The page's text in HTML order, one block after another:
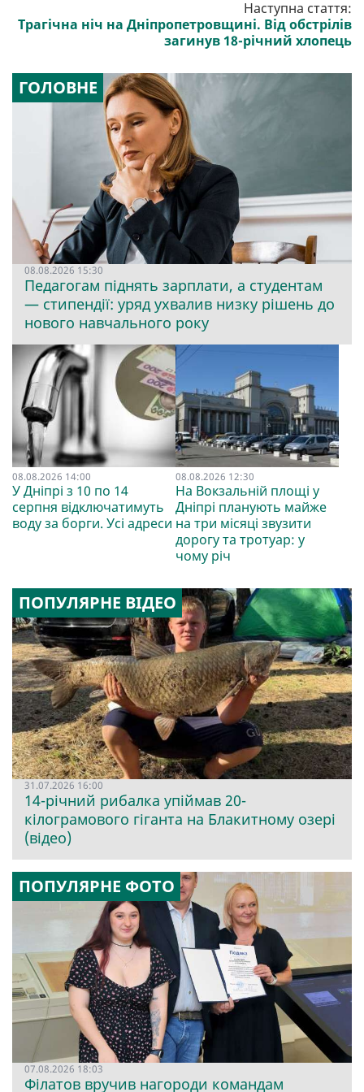
Наступна стаття:
Трагічна ніч на Дніпропетровщині. Від обстрілів
загинув 18-річний хлопець
ГОЛОВНЕ
08.08.2026 15:30
Педагогам піднять зарплати, а студентам
— стипендії: уряд ухвалив низку рішень до
нового навчального року
08.08.2026 14:00
У Дніпрі з 10 по 14
серпня відключатимуть
воду за борги. Усі адреси
08.08.2026 12:30
На Вокзальній площі у
Дніпрі планують майже
на три місяці звузити
дорогу та тротуар: у
чому річ
ПОПУЛЯРНЕ ВІДЕО
31.07.2026 16:00
14-річний рибалка упіймав 20-
кілограмового гіганта на Блакитному озері
(відео)
ПОПУЛЯРНЕ ФОТО
07.08.2026 18:03
Філатов вручив нагороди командам